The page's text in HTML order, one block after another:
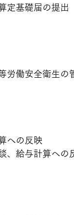
定基礎届の提出
労働安全衛生の
への反映
、給与計算への